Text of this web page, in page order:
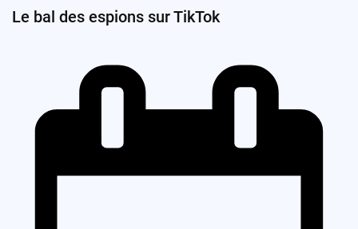
Le bal des espions sur TikTok